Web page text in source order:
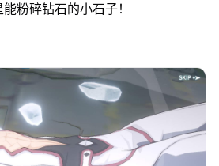
粉碎钻石的小石子！